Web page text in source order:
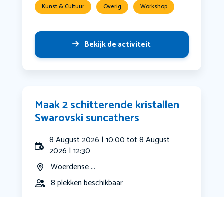
Kunst & Cultuur Overig Workshop
Bekijk de activiteit
Maak 2 schitterende kristallen
Swarovski suncathers
8 August 2026 | 10:00 tot 8 August
2026 | 12:30
Woerdense ...
8 plekken beschikbaar